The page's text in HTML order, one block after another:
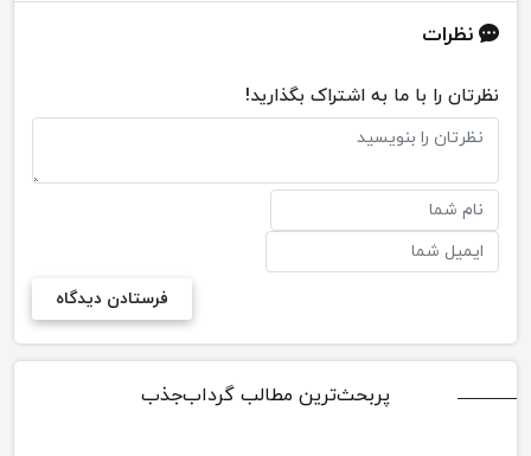
نظرات
نظرتان را با ما به اشتراک بگذارید!
پربحث‌ترین مطالب گرداب‌جذب